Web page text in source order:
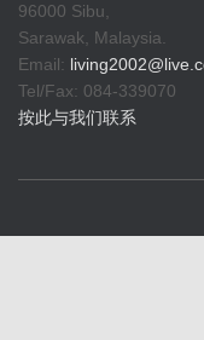
96000 Sibu,
Sarawak, Malaysia.
Email:
Tel/Fax: 084-339070
按此与我们联系